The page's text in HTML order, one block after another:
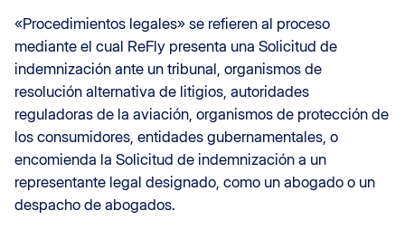
«Procedimientos legales» se refieren al proceso
mediante el cual ReFly presenta una Solicitud de
indemnización ante un tribunal, organismos de
resolución alternativa de litigios, autoridades
reguladoras de la aviación, organismos de protección de
los consumidores, entidades gubernamentales, o
encomienda la Solicitud de indemnización a un
representante legal designado, como un abogado o un
despacho de abogados.